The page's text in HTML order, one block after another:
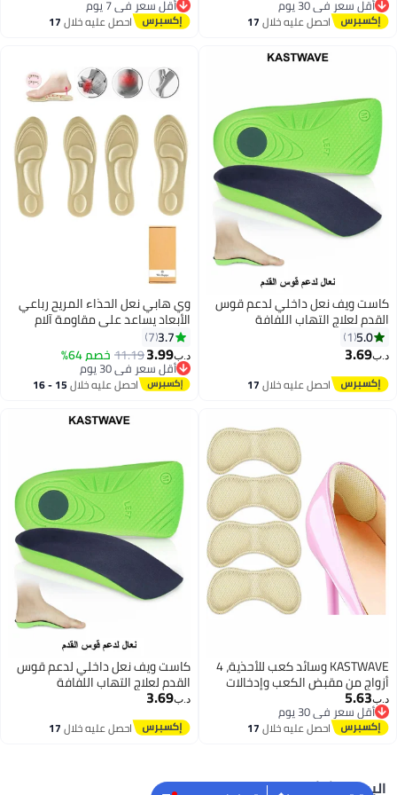
يوريثان، مريح وجيد التهوية،
داخلي ممتص للصدمات يدعم
أقل سعر في 30 يوم
أقل سعر في 30 يوماحصل عليه خلال17
اغسطس
صدمات ممتاز وراحة عازلة للرجال
أقل سعر في 7 يوم
أقل سعر في 7 يوماحصل عليه خلال17
اغسطس
ويف نعل داخلي لدعم قوس
لعلاج التهاب اللفافة
للرجال والنساء، نعل
صلب للأحذية التقويمية
بطول 3/4 مع كعب عميق للقدم
لتخفيف آلام القدم وقوس
ونتوءات الكعب
5.0
1
3.69
احصل عليه خلال17
اغسطس
وي هابي نعل الحذاء المريح رباعي
الأبعاد يساعد على مقاومة آلام
القدم وتوسيد مشط القدم ودعم
الكعب
3.7
7
د.ب‏3.99
11.19خصم 64%
أقل سعر في 30 يوم
أقل سعر في 30 يوماحصل عليه خلال 15 - 16
KASTWAVE وسائد كعب للأحذية، 4
من مقبض الكعب وإدخالات
للنساء والرجال، واقيات
وسادات كعب، إدخال كعب
احتكاك الكعب والبثور
5.63
أقل سعر في 30 يوم
أقل سعر في 30 يوماحصل عليه خلال17
اغسطس
كاست ويف نعل داخلي لدعم قوس
القدم لعلاج التهاب اللفافة
الأخمصية للرجال والنساء، نعل
داخلي صلب للأحذية التقويمية
بطول 3/4 مع كعب عميق للقدم
د.ب‏3.69
احصل عليه خلال17
اغسطس
الشائع